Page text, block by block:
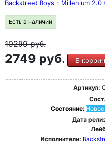
Backstreet Boys - Millenium 2.0
Есть в наличии
10299руб.
2749 руб. В
Артикул:
Состояние:
Дата
Исполнители: